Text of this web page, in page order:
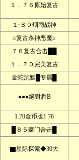
１．７６原始复古
１·８０烟雨战神
≤复古杀神恶魔≥
７６复古合击██
１．７０完美复古
金蛇沉默█专属█
●●●絕對犇B
1.70金币版1.76
█８５豪门合击█
▇星际探索◆30大